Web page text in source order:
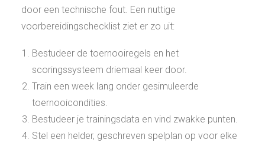
door een technische fout. Een nuttige
voorbereidingschecklist ziet er zo uit:
Bestudeer de toernooiregels en het
scoringssysteem driemaal keer door.
Train een week lang onder gesimuleerde
toernooicondities.
Bestudeer je trainingsdata en vind zwakke punten.
Stel een helder, geschreven spelplan op voor elke